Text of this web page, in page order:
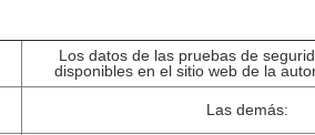
Los datos de las pruebas de
disponibles en el sitio web de la
Las demás: